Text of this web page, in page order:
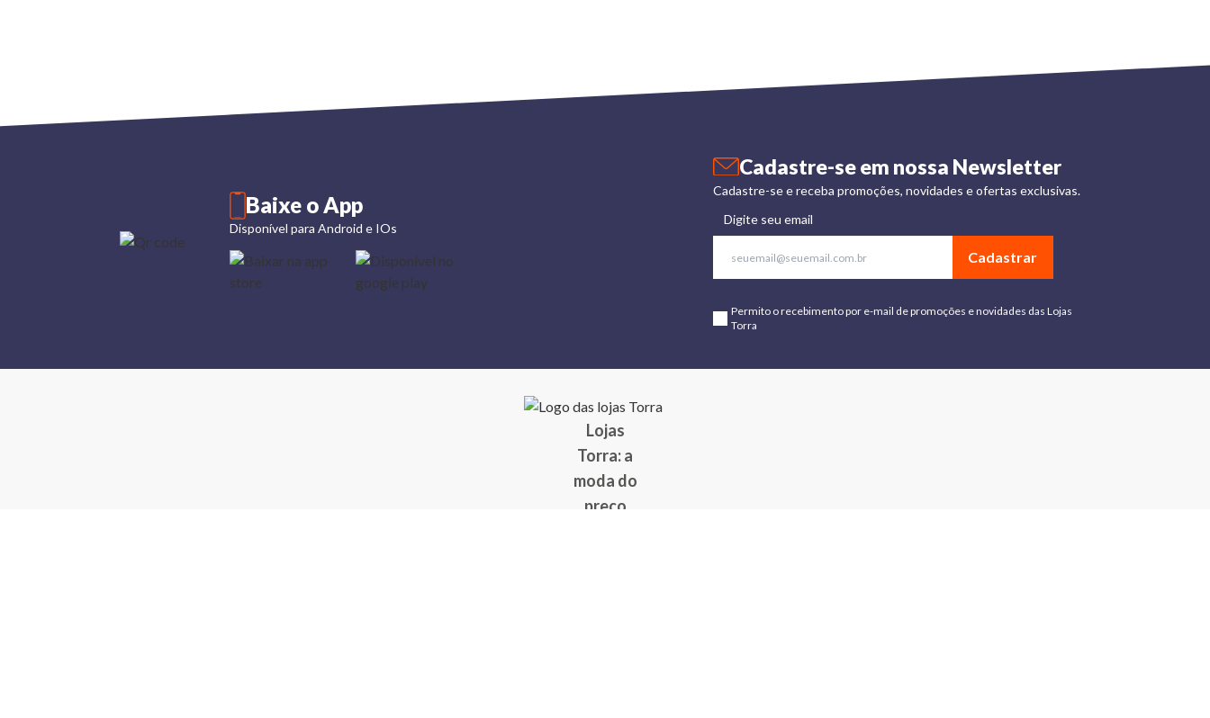
Cadastre-se em nossa Newsletter
Cadastre-se e receba promoções, novidades e ofertas exclusivas.
Digite seu email
Cadastrar
Permito o recebimento por e-mail de promoções e novidades das Lojas
Torra
Baixe o App
Disponível para Android e IOs
Lojas
Torra: a
moda do
preço